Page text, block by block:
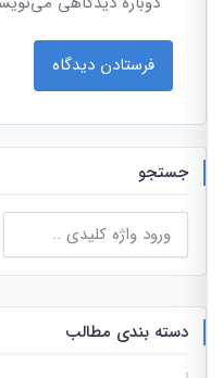
جستجو
جستجو
برای:
دسته بندی مطالب